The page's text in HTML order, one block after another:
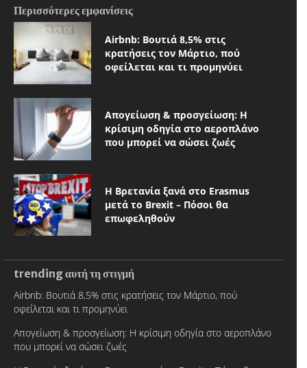
Περισσότερες εμφανίσεις
Airbnb: Βουτιά 8,5% στις
κρατήσεις τον Μάρτιο, πού
οφείλεται και τι προμηνύει
Απογείωση & προσγείωση: Η
κρίσιμη οδηγία στο αεροπλάνο
που μπορεί να σώσει ζωές
Η Βρετανία ξανά στο Erasmus
μετά το Brexit – Πόσοι θα
επωφεληθούν
trending αυτή τη στιγμή
Airbnb: Βουτιά 8,5% στις κρατήσεις τον Μάρτιο, πού
οφείλεται και τι προμηνύει
Απογείωση & προσγείωση: Η κρίσιμη οδηγία στο αεροπλάνο
που μπορεί να σώσει ζωές